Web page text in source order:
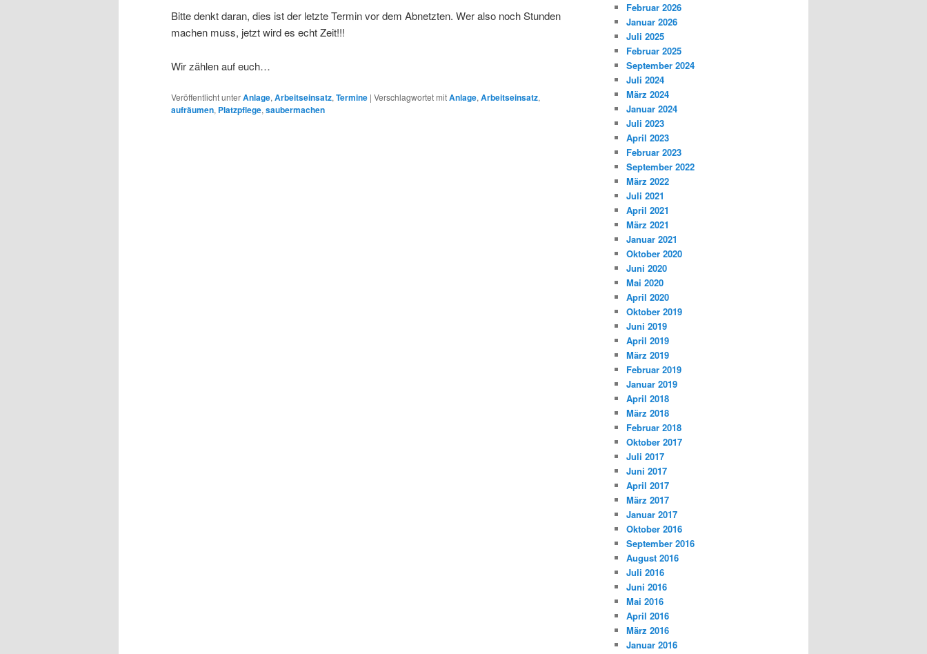
Bitte denkt daran, dies ist der letzte Termin vor dem Abnetzten. Wer also noch Stunden
machen muss, jetzt wird es echt Zeit!!!
Wir zählen auf euch…
Veröffentlicht unterAnlage, Arbeitseinsatz, Termine | Verschlagwortet mitAnlage, Arbeitseinsatz,
aufräumen, Platzpflege, saubermachen
Februar 2026
Januar 2026
Juli 2025
Februar 2025
September 2024
Juli 2024
März 2024
Januar 2024
Juli 2023
April 2023
Februar 2023
September 2022
März 2022
Juli 2021
April 2021
März 2021
Januar 2021
Oktober 2020
Juni 2020
Mai 2020
April 2020
Oktober 2019
Juni 2019
April 2019
März 2019
Februar 2019
Januar 2019
April 2018
März 2018
Februar 2018
Oktober 2017
Juli 2017
Juni 2017
April 2017
März 2017
Januar 2017
Oktober 2016
September 2016
August 2016
Juli 2016
Juni 2016
Mai 2016
April 2016
März 2016
Januar 2016